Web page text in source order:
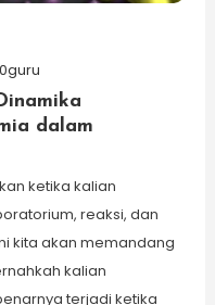
dalam
ketika kalian
reaksi, dan
kita akan memandang
kalian
terjadi ketika